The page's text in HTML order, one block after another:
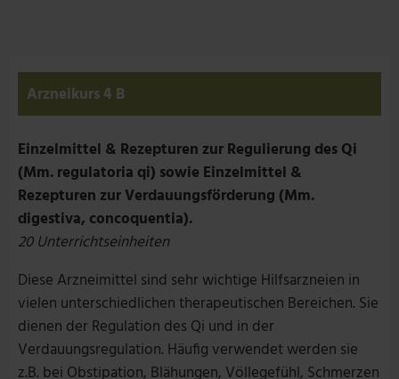
Arzneikurs 4 B
Einzelmittel & Rezepturen zur Regulierung des Qi
(Mm. regulatoria qi) sowie Einzelmittel &
Rezepturen zur Verdauungsförderung (Mm.
digestiva, concoquentia).
20 Unterrichtseinheiten
Diese Arzneimittel sind sehr wichtige Hilfsarzneien in
vielen unterschiedlichen therapeutischen Bereichen. Sie
dienen der Regulation des Qi und in der
Verdauungsregulation. Häufig verwendet werden sie
z.B. bei Obstipation, Blähungen, Völlegefühl, Schmerzen